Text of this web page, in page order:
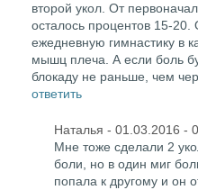
второй укол. От
осталось процентов 15-20.
ежедневную гимнастику в
мышц плеча. А если боль
блокаду не раньше, чем
ответить
Наталья - 01.03.2016 -
Мне тоже сделали 2
боли, но в один миг
попала к другому и он